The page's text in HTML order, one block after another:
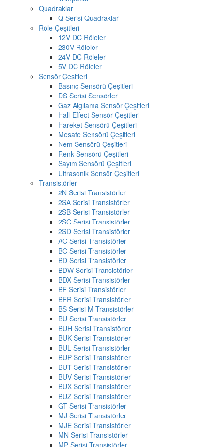
Quadraklar
Q Serisi Quadraklar
Röle Çeşitleri
12V DC Röleler
230V Röleler
24V DC Röleler
5V DC Röleler
Sensör Çeşitleri
Basınç Sensörü Çeşitleri
DS Serisi Sensörler
Gaz Algılama Sensör Çeşitleri
Hall-Effect Sensör Çeşitleri
Hareket Sensörü Çeşitleri
Mesafe Sensörü Çeşitleri
Nem Sensörü Çeşitleri
Renk Sensörü Çeşitleri
Sayım Sensörü Çeşitleri
Ultrasonik Sensör Çeşitleri
Transistörler
2N Serisi Transistörler
2SA Serisi Transistörler
2SB Serisi Transistörler
2SC Serisi Transistörler
2SD Serisi Transistörler
AC Serisi Transistörler
BC Serisi Transistörler
BD Serisi Transistörler
BDW Serisi Transistörler
BDX Serisi Transistörler
BF Serisi Transistörler
BFR Serisi Transistörler
BS Serisi M-Transistörler
BU Serisi Transistörler
BUH Serisi Transistörler
BUK Serisi Transistörler
BUL Serisi Transistörler
BUP Serisi Transistörler
BUT Serisi Transistörler
BUV Serisi Transistörler
BUX Serisi Transistörler
BUZ Serisi Transistörler
GT Serisi Transistörler
MJ Serisi Transistörler
MJE Serisi Transistörler
MN Serisi Transistörler
MP Serisi Transistörler